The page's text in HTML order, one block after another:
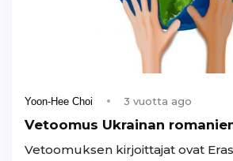
Yoon-Hee Choi 3 vuotta ago
Vetoomus Ukrainan
Vetoomuksen kirjoittajat ovat